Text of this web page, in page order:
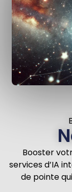
Booster
services d’IA
de pointe